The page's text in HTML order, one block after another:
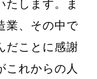
たします。ま
業、その中で
だことに感謝
これからの人